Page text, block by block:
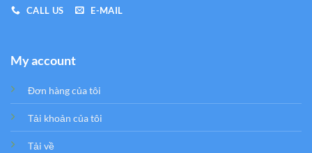
CALL US E-MAIL
My account
Đơn hàng của tôi
Tải khoản của tôi
Tải về